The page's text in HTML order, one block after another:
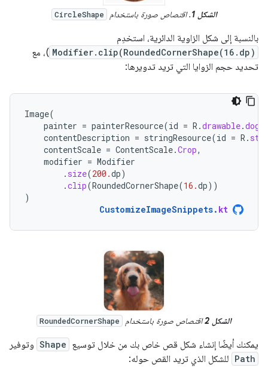
الشكل 1 . اقتصاص صورة باستخدام CircleShape
بالنسبة إلى شكل الزاوية الدائرية، استخدِم
Modifier.clip(RoundedCornerShape(16.dp) )، مع
تحديد حجم الزوايا التي تريد تدويرها:
Image(
painter = painterResource(id = R .drawable.dog
contentDescription = stringResource(id = R .
contentScale = ContentScale.Crop,
modifier = Modifier
. size(200.dp)
.clip(RoundedCornerShape(16.dp))
)
CustomizeImageSnippets. kt
الشكل 2 اقتصاص صورة باستخدام RoundedCornerShape
يمكنك أيضًا إنشاء شكل قص خاص بك من خلال توسيع Shape وتوفير
Path للشكل الذي تريد القص حوله: